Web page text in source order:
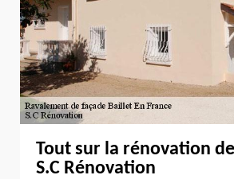
Tout sur la rénovation
S.C Rénovation